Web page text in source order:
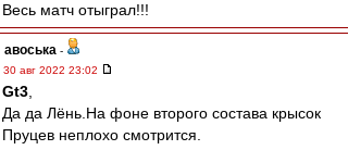
Весь матч отыграл!!!
авоська -
30 авг 2022 23:02
Gt3
Да да Лёнь.На фоне второго состава крысок
Пруцев неплохо смотрится.